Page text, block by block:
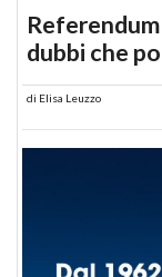
dubbi che
di Elisa Leuzzo